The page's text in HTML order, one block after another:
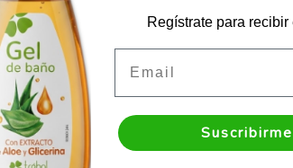
Regístrate para